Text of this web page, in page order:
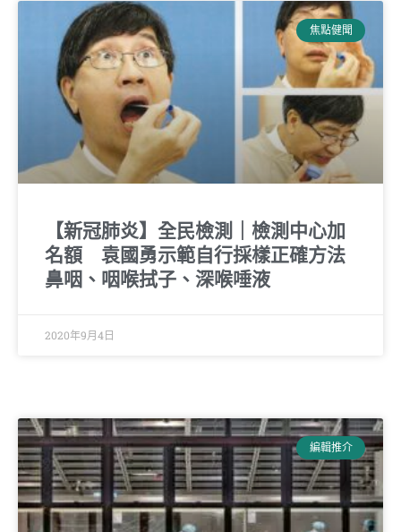
焦點健聞
【新冠肺炎】全民檢測｜檢測中心加
名額 袁國勇示範自行採樣正確方法
鼻咽、咽喉拭子、深喉唾液
2020年9月4日
編輯推介